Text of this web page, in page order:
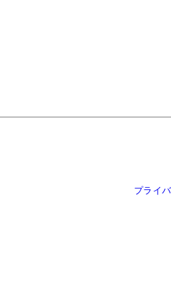
プライ